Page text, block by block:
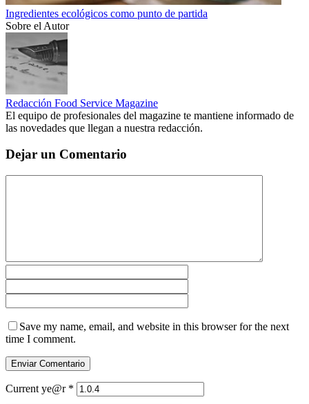
Ingredientes ecológicos como punto de partida
Sobre el Autor
Redacción Food Service Magazine
El equipo de profesionales del magazine te mantiene informado de
las novedades que llegan a nuestra redacción.
Dejar un Comentario
Save my name, email, and website in this browser for the next
time I comment.
Current ye@r *